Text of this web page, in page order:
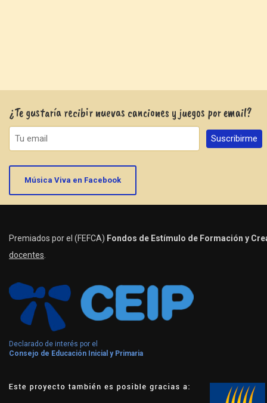
¿Te gustaría recibir nuevas canciones y juegos por email?
Música Viva en Facebook
Premiados por el (FEFCA) Fondos de Estímulo de Formación y
docentes
Declarado de interés por el
Consejo de Educación Inicial y Primaria